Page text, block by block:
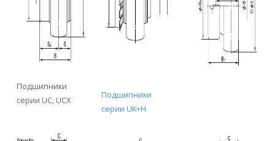
Подшипники
серии UC, UCX
Подшипники
серии UK+H